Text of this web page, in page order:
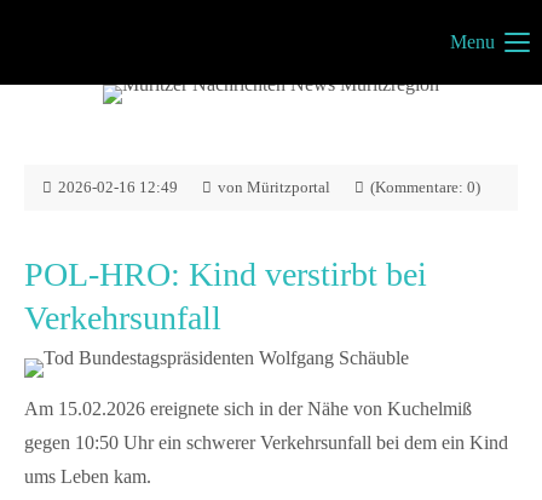
Kontakt
Info´s
Impressum
Menu
2026-02-16 12:49 von Müritzportal (Kommentare: 0)
POL-HRO: Kind verstirbt bei
Verkehrsunfall
Am 15.02.2026 ereignete sich in der Nähe von Kuchelmiß
gegen 10:50 Uhr ein schwerer Verkehrsunfall bei dem ein Kind
ums Leben kam.